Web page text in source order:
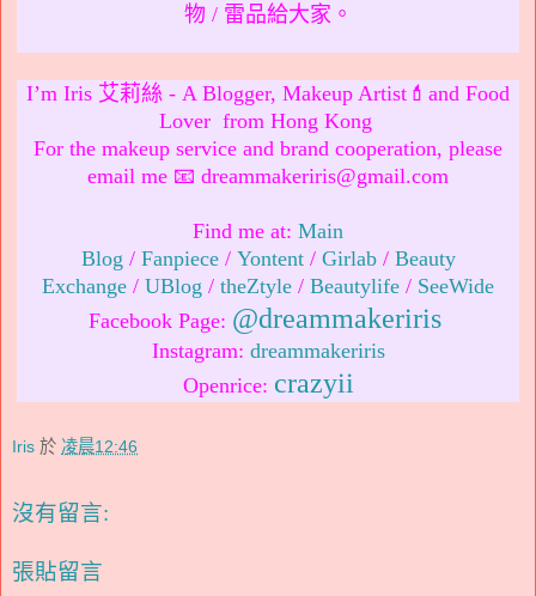
物 / 雷品給大家。
I’m Iris 艾莉絲 - A Blogger, Makeup Artist💄and Food
Lover from Hong Kong
For the makeup service and brand cooperation, please
email me 📧 dreammakeriris@gmail.com
Find me at: Main
Blog / Fanpiece/ Yontent/ Girlab/ Beauty
Exchange / UBlog / theZtyle / Beautylife / SeeWide
Facebook Page: @dreammakeriris
Instagram: dreammakeriris
Openrice: crazyii
Iris 於 凌晨12:46
沒有留言:
張貼留言